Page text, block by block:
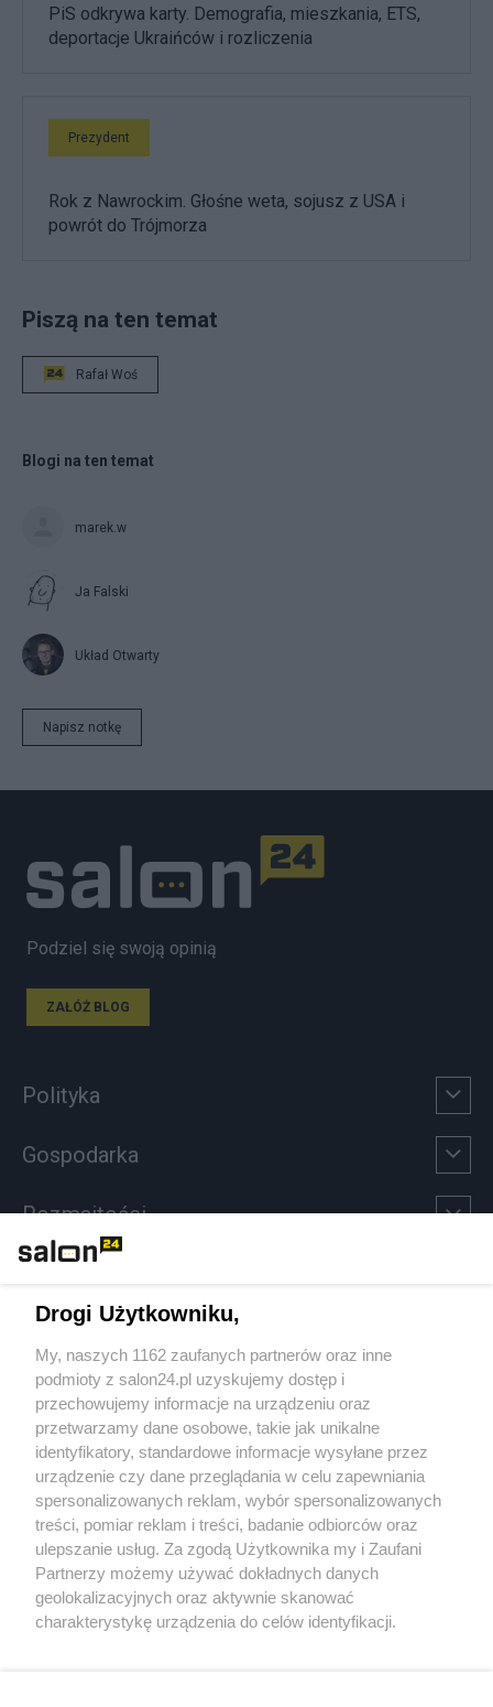
PiS odkrywa karty. Demografia, mieszkania, ETS,
deportacje Ukraińców i rozliczenia
Prezydent
Rok z Nawrockim. Głośne weta, sojusz z USA i
powrót do Trójmorza
Piszą na ten temat
Rafał Woś
Blogi na ten temat
marek.w
Ja Falski
Układ Otwarty
Napisz notkę
Podziel się swoją opinią
ZAŁÓŻ BLOG
Polityka
Gospodarka
Rozmaitości
Sport
Społeczeństwo
Kultura
X Facebook Instagram Youtube
Drogi Użytkowniku,
My, naszych 1162 zaufanych partnerów oraz inne
podmioty z salon24.pl uzyskujemy dostęp i
przechowujemy informacje na urządzeniu oraz
przetwarzamy dane osobowe, takie jak unikalne
identyfikatory, standardowe informacje wysyłane przez
urządzenie czy dane przeglądania w celu zapewniania
spersonalizowanych reklam, wybór spersonalizowanych
treści, pomiar reklam i treści, badanie odbiorców oraz
ulepszanie usług. Za zgodą Użytkownika my i Zaufani
Partnerzy możemy używać dokładnych danych
geolokalizacyjnych oraz aktywnie skanować
charakterystykę urządzenia do celów identyfikacji.